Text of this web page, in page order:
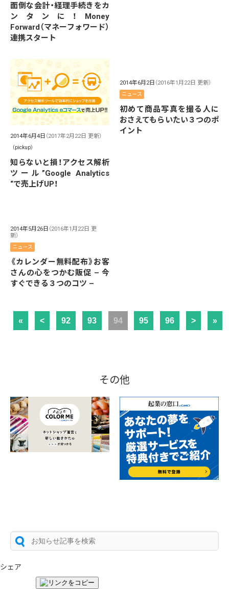
面倒な会計・経理手続きをカ
ンタンに！Money
Forward（マネーフォワード）
連携スタート
2014年6月4日 （2017年2月22日 更新）
（pickup）
知らないと損！アクセス解析
ツール”Google Analytics
“で売上げUP！
2014年6月2日 （2016年1月22日 更新）
ニュース
初めて商品写真を撮る人に
おさえてもらいたい３つのポ
イント
2014年5月26日 （2016年1月22日 更
新）
ニュース
《カレンダー無料配布》お客
さんの心をつかむ販促 – 今
すぐできる３つのコツ –
« < 92 93 94 95 96 > »
その他
シェア